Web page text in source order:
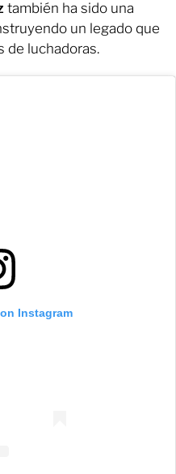
también ha sido una
un legado que
de luchadoras.
Instagram